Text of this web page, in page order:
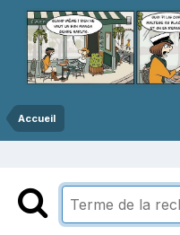
Accueil